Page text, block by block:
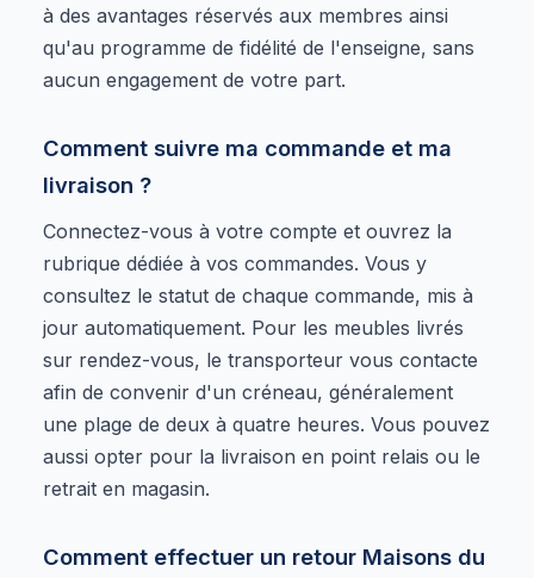
à des avantages réservés aux membres ainsi
qu'au programme de fidélité de l'enseigne, sans
aucun engagement de votre part.
Comment suivre ma commande et ma
livraison ?
Connectez-vous à votre compte et ouvrez la
rubrique dédiée à vos commandes. Vous y
consultez le statut de chaque commande, mis à
jour automatiquement. Pour les meubles livrés
sur rendez-vous, le transporteur vous contacte
afin de convenir d'un créneau, généralement
une plage de deux à quatre heures. Vous pouvez
aussi opter pour la livraison en point relais ou le
retrait en magasin.
Comment effectuer un retour Maisons du